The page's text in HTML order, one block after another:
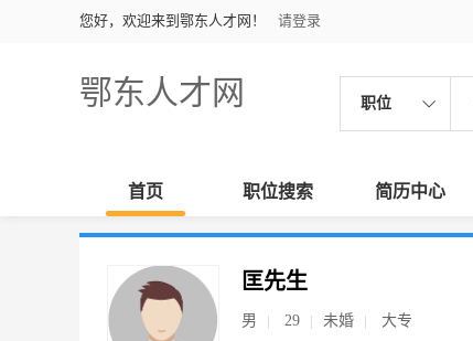
您好，欢迎来到鄂东人才网！ 请登录
鄂东人才网 职位
首页 职位搜索 简历中心
匡先生
男 29 未婚 大专